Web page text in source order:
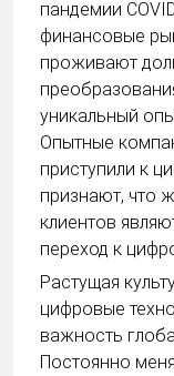
пандемии
финансовые
проживают
уникальный
Опытные
приступили к
признают, что
клиентов
переход к
Растущая
цифровые
важность
Постоянно